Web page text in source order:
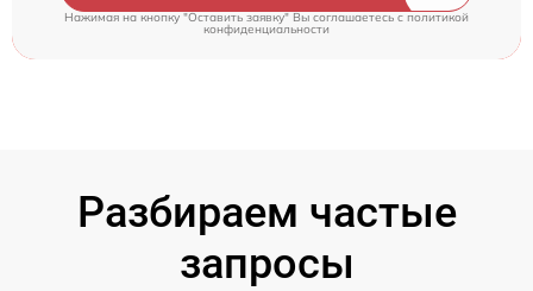
Нажимая на кнопку "Оставить заявку" Вы соглашаетесь c политикой
конфиденциальности
Разбираем частые
запросы